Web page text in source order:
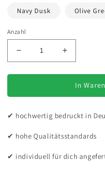
Navy Dusk Olive
Anzahl
Verringere
die
Menge
Verbunden
Rucksack
Erhöhe
die
Menge
Rucksack
In
✔ hochwertig bedruckt in
✔ hohe Qualitätsstandards
✔ individuell für dich